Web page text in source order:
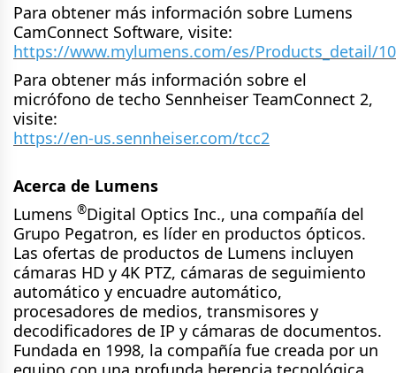
Para obtener más información sobre Lumens
CamConnect Software, visite:
https://www.mylumens.com/es/Products_detail/
Para obtener más información sobre el
micrófono de techo Sennheiser TeamConnect 2,
visite:
https://en-us.sennheiser.com/tcc2
Acerca de Lumens
Lumens ®Digital Optics Inc., una compañía del
Grupo Pegatron, es líder en productos ópticos.
Las ofertas de productos de Lumens incluyen
cámaras HD y 4K PTZ, cámaras de seguimiento
automático y encuadre automático,
procesadores de medios, transmisores y
decodificadores de IP y cámaras de documentos.
Fundada en 1998, la compañía fue creada por un